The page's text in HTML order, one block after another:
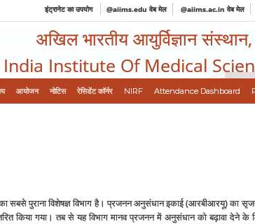
इंट्रानेट का उपयोग @aiims.edu वेब मेल @aiims.ac.in वेब मेल
अखिल भारतीय आयुर्विज्ञान
Institute Of Medical
आयोजन नोटिस रेसिडेंट कॉर्नर NIRF Attendance Dashboard
सबसे पुराना विशेषज्ञ विभाग है। प्रजनन अनुसंधान इकाई (आरबीआरयू)
किया गया। तब से यह विभाग मानव प्रजनन में अनुसंधान को बढ़ावा